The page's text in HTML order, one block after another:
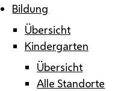
Bildung
Übersicht
Kindergarten
Übersicht
Alle Standorte